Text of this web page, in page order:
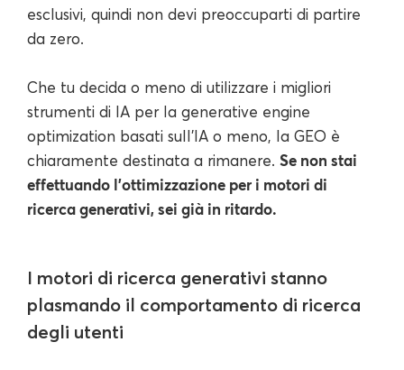
esclusivi, quindi non devi preoccuparti di partire
da zero.
Che tu decida o meno di utilizzare i migliori
strumenti di IA per la generative engine
optimization basati sull'IA o meno, la GEO è
chiaramente destinata a rimanere. Se non stai
effettuando l'ottimizzazione per i motori di
ricerca generativi, sei già in ritardo.
I motori di ricerca generativi stanno
plasmando il comportamento di ricerca
degli utenti